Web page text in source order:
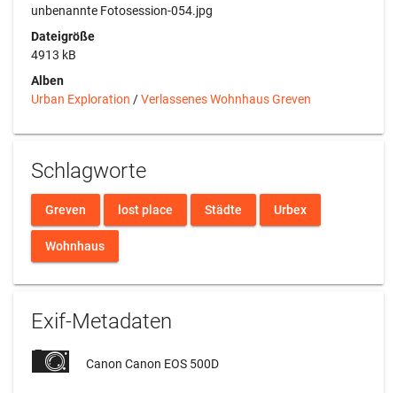
unbenannte Fotosession-054.jpg
Dateigröße
4913 kB
Alben
Urban Exploration /Verlassenes Wohnhaus Greven
Schlagworte
Greven lost place Städte Urbex
Wohnhaus
Exif-Metadaten
Canon Canon EOS 500D